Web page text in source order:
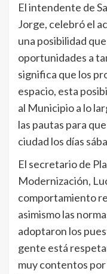
El intendente de
Jorge, celebró el
una posibilidad
oportunidades a
significa que los
espacio, esta
al Municipio a lo
las pautas para
ciudad los días
El secretario de
Modernización,
comportamiento
asimismo las
adoptaron los
gente está
muy contentos